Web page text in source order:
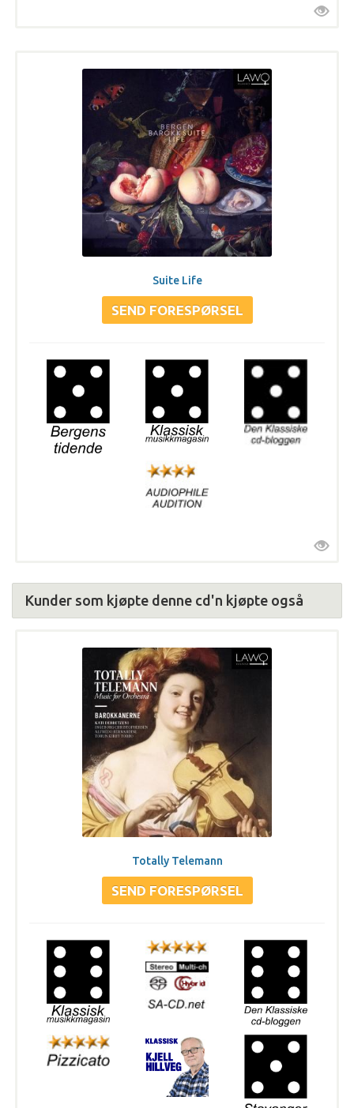
Suite Life
Kunder som kjøpte denne cd'n kjøpte også
Totally Telemann